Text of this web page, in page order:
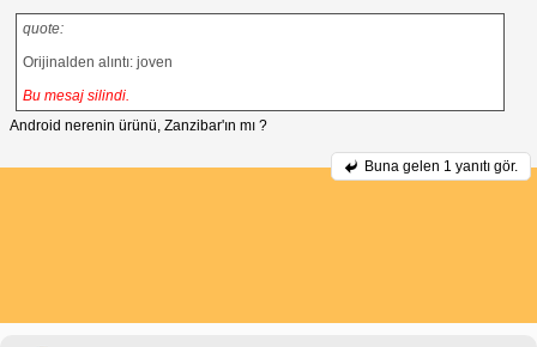
quote:
Orijinalden alıntı: joven
Bu mesaj silindi.
Android nerenin ürünü, Zanzibar'ın mı ?
Buna gelen 1 yanıtı gör.